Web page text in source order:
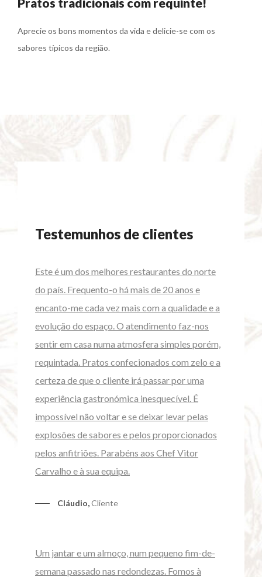
Aprecie os bons momentos da vida e delicie-se com os
sabores típicos da região.
Testemunhos de clientes
Este é um dos melhores restaurantes do norte
do país. Frequento-o há mais de 20 anos e
encanto-me cada vez mais com a qualidade e a
evolução do espaço. O atendimento faz-nos
sentir em casa numa atmosfera simples porém,
requintada. Pratos confecionados com zelo e a
certeza de que o cliente irá passar por uma
experiência gastronómica inesquecível. É
impossível não voltar e se deixar levar pelas
explosões de sabores e pelos proporcionados
pelos anfitriões. Parabéns aos Chef Vitor
Carvalho e à sua equipa.
Cláudio,Cliente
Um jantar e um almoço, num pequeno fim-de-
semana passado nas redondezas. Fomos à